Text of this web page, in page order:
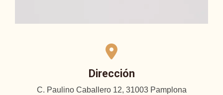
Dirección
C. Paulino Caballero 12, 31003 Pamplona